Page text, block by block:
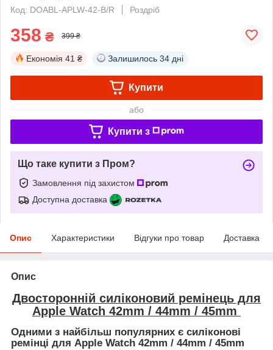
Код: DOABL-APLW-42-B/R
Роздріб
358 ₴ 399 ₴
Економія 41 ₴ Залишилось 34 дні
Купити
або
Купити з
Що таке купити з Пром?
Замовлення під захистом
Доступна доставка
Опис Характеристики Відгуки про товар Доставка
Опис
Двосторонній силіконовий ремінець для
Apple Watch 42mm / 44mm / 45mm
Одними з найбільш популярних є силіконові
ремінці для Apple Watch 42mm / 44mm / 45mm